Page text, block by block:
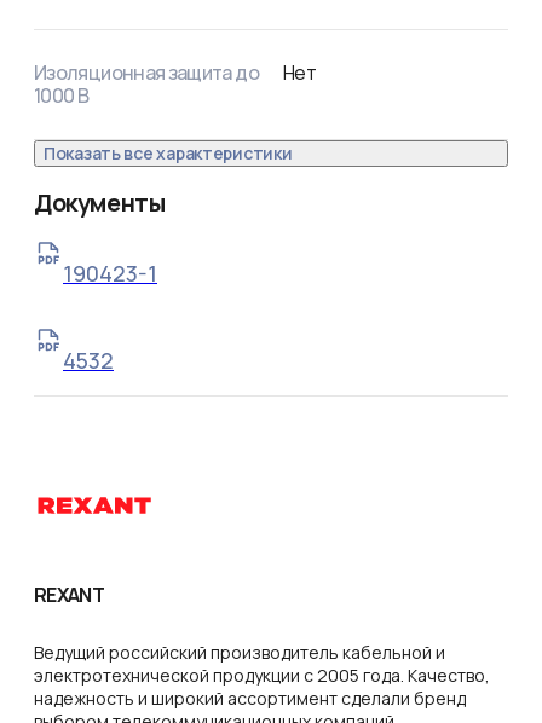
Изоляционная защита до
1000 В
Нет
Показать все характеристики
Документы
190423-1
4532
REXANT
Ведущий российский производитель кабельной и
электротехнической продукции с 2005 года. Качество,
надежность и широкий ассортимент сделали бренд